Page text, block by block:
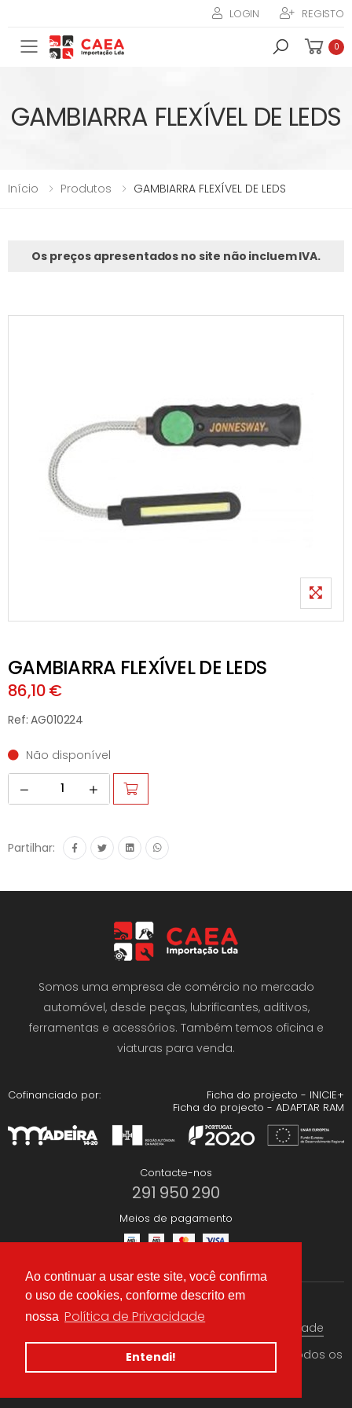
Ao continuar a usar este site, você confirma
o uso de cookies, conforme descrito em
nossa Política de Privacidade
Entendi!
LOGIN REGISTO
Toggle mobile menu 0
GAMBIARRA FLEXÍVEL DE LEDS
Início Produtos GAMBIARRA FLEXÍVEL DE LEDS
Os preços apresentados no site não incluem IVA.
GAMBIARRA FLEXÍVEL DE LEDS
86,10 €
Ref: AG010224
Não disponível
Partilhar:
Somos uma empresa de comércio no mercado
automóvel, desde peças, lubrificantes, aditivos,
ferramentas e acessórios. Também temos oficina e
viaturas para venda.
Cofinanciado por:
Ficha do projecto - INICIE+
Ficha do projecto - ADAPTAR RAM
Contacte-nos
291 950 290
Meios de pagamento
© 2026 CAEA Importação Lda. Criado por
. Todos os
direitos reservados
Termos & condições Política de Privacidade
Redes Sociais